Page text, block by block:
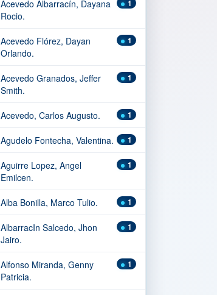
1
Acevedo Albarracín, Dayana
Rocio.
1
Acevedo Flórez, Dayan
Orlando.
1
Acevedo Granados, Jeffer
Smith.
1
Acevedo, Carlos Augusto.
1
Agudelo Fontecha, Valentina.
1
Aguirre Lopez, Angel
Emilcen.
1
Alba Bonilla, Marco Tulio.
1
AlbarracIn Salcedo, Jhon
Jairo.
1
Alfonso Miranda, Genny
Patricia.